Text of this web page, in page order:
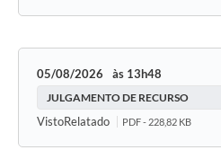
05/08/2026 13h48
JULGAMENTO DE RECURSO
VistoRelatado PDF - 228,82 KB